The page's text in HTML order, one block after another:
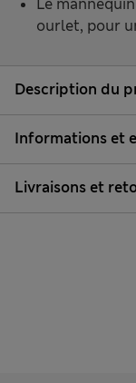
Description du
Informations et
Livraisons et
Le
ourlet, pour